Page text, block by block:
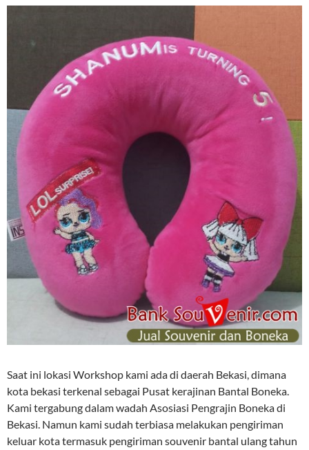
Saat ini lokasi Workshop kami ada di daerah Bekasi, dimana
kota bekasi terkenal sebagai Pusat kerajinan Bantal Boneka.
Kami tergabung dalam wadah Asosiasi Pengrajin Boneka di
Bekasi. Namun kami sudah terbiasa melakukan pengiriman
keluar kota termasuk pengiriman souvenir bantal ulang tahun